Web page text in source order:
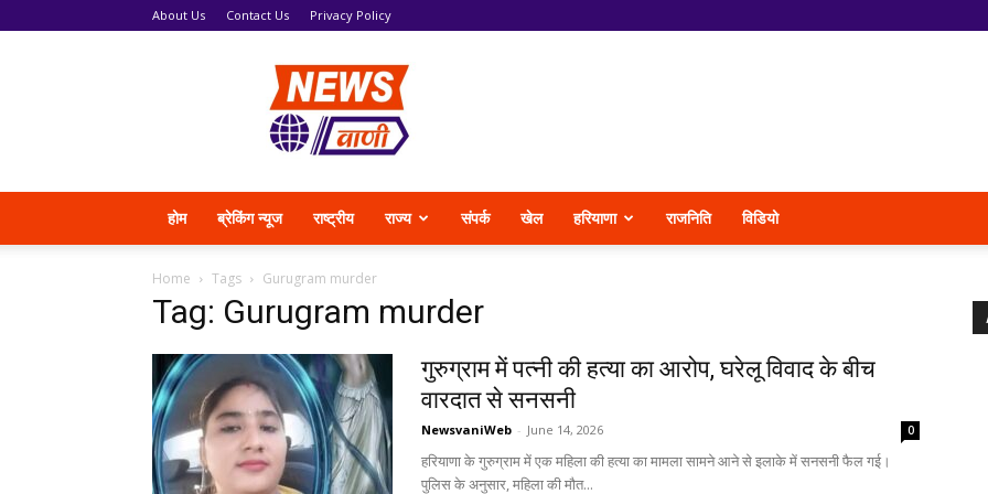
About Us Contact Us Privacy Policy
News
Vani
होम ब्रेकिंग न्यूज राष्ट्रीय राज्य संपर्क खेल हरियाणा राजनिति विडियो
Home Tags Gurugram murder
Tag: Gurugram murder
गुरुग्राम में पत्नी की हत्या का आरोप, घरेलू विवाद के बीच
वारदात से सनसनी
NewsvaniWeb - June 14, 2026 0
हरियाणा के गुरुग्राम में एक महिला की हत्या का मामला सामने आने से इलाके में सनसनी फैल गई।
पुलिस के अनुसार, महिला की मौत...